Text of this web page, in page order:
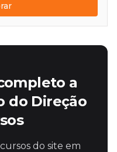
a
do Direção
do site em